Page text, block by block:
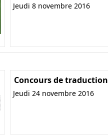
Jeudi 8 novembre 2016
Concours de traduction
Jeudi 24 novembre 2016